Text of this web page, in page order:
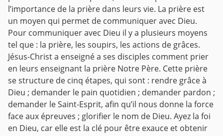
l’importance de la prière dans leurs vie. La prière est
un moyen qui permet de communiquer avec Dieu.
Pour communiquer avec Dieu il y a plusieurs moyens
tel que : la prière, les soupirs, les actions de grâces.
Jésus-Christ a enseigné a ses disciples comment prier
en leurs enseignant la prière Notre Père. Cette prière
se structure de cinq étapes, qui sont : rendre grâce à
Dieu ; demander le pain quotidien ; demander pardon ;
demander le Saint-Esprit, afin qu’il nous donne la force
face aux épreuves ; glorifier le nom de Dieu. Ayez la foi
en Dieu, car elle est la clé pour être exauce et obtenir